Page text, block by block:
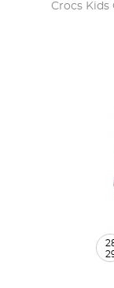
Crocs Kids